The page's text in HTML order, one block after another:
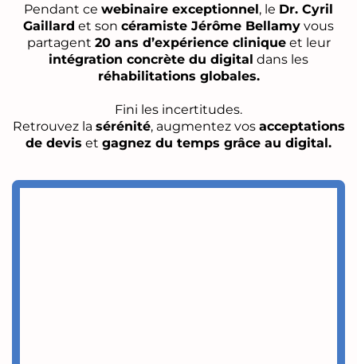
Pendant ce webinaire exceptionnel, le Dr. Cyril
Gaillard et son céramiste Jérôme Bellamy vous
partagent 20 ans d’expérience cliniqueet leur
intégration concrète du digital dans les
réhabilitations globales.
Fini les incertitudes.
Retrouvez la sérénité, augmentez vos acceptations
de devis et gagnez du temps grâce au digital.